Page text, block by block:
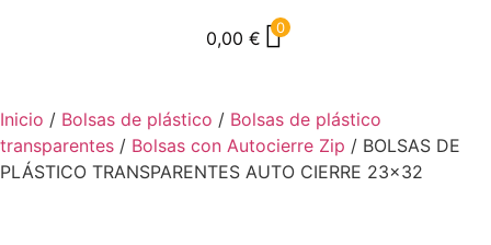
0,00 € 0
Inicio / Bolsas de plástico / Bolsas de plástico
transparentes / Bolsas con Autocierre Zip / BOLSAS DE
PLÁSTICO TRANSPARENTES AUTO CIERRE 23×32